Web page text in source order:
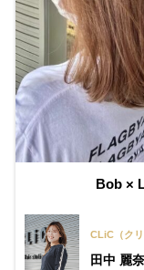
Bob ×
CLiC（ク
田中 麗奈